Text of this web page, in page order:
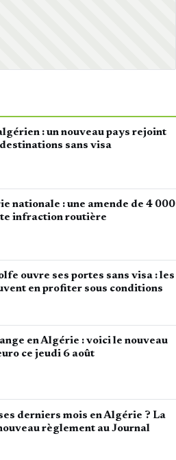
: un nouveau pays rejoint
sans visa
nationale : une amende de 4 000
infraction routière
ouvre ses portes sans visa : les
en profiter sous conditions
en Algérie : voici le nouveau
ce jeudi 6 août
derniers mois en Algérie ? La
règlement au Journal